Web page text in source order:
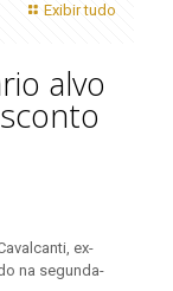
Exibir tudo
alvo
ex-
na segunda-